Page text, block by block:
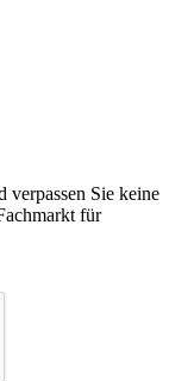
verpassen Sie keine
für